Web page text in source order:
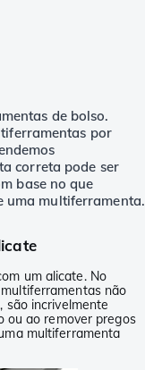
de bolso.
por
correta pode ser
base no que
uma multiferramenta.
um alicate. No
não
são incrivelmente
ou ao remover pregos
multiferramenta